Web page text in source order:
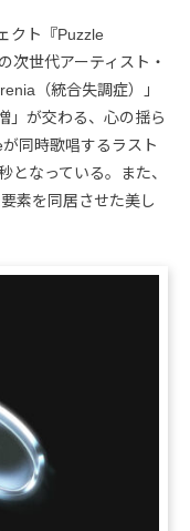
クト『Puzzle
次世代アーティスト・
（統合失調症）」
」が交わる、心の揺ら
同時歌唱するラスト
となっている。また、
素を同居させた美し